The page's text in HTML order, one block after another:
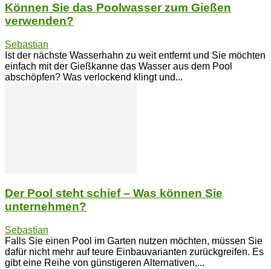
Können Sie das Poolwasser zum Gießen
verwenden?
Sebastian
Ist der nächste Wasserhahn zu weit entfernt und Sie möchten
einfach mit der Gießkanne das Wasser aus dem Pool
abschöpfen? Was verlockend klingt und...
Der Pool steht schief – Was können Sie
unternehmen?
Sebastian
Falls Sie einen Pool im Garten nutzen möchten, müssen Sie
dafür nicht mehr auf teure Einbauvarianten zurückgreifen. Es
gibt eine Reihe von günstigeren Alternativen,...